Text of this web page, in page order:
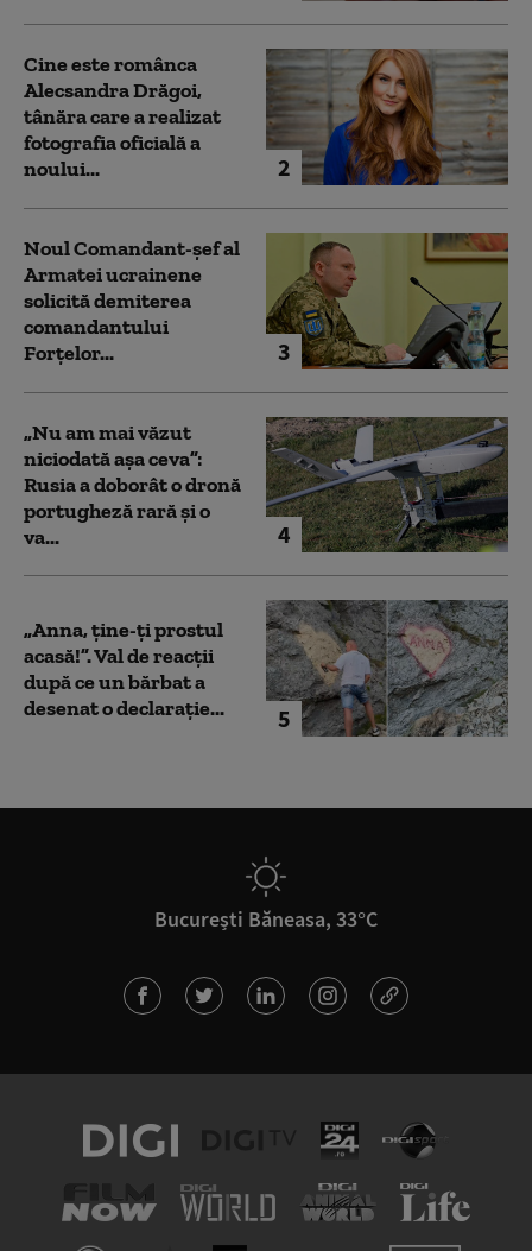
2
Cine este românca
Alecsandra Drăgoi,
tânăra care a realizat
fotografia oficială a
noului...
3
Noul Comandant-șef al
Armatei ucrainene
solicită demiterea
comandantului
Forțelor...
4
„Nu am mai văzut
niciodată așa ceva”:
Rusia a doborât o dronă
portugheză rară și o
va...
5
„Anna, ţine-ţi prostul
acasă!”. Val de reacții
după ce un bărbat a
desenat o declarație...
București Băneasa, 33°C